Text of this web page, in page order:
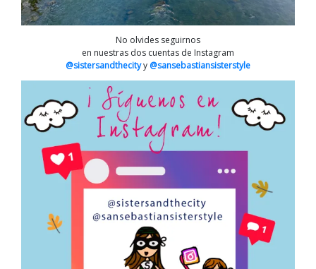
No olvides seguirnos
en nuestras dos cuentas de Instagram
@sistersandthecityy @sansebastiansisterstyle